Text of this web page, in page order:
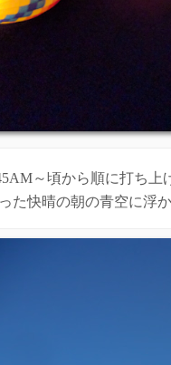
～頃から順に打ち
た快晴の朝の青空に浮